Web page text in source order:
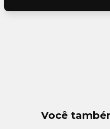
Você